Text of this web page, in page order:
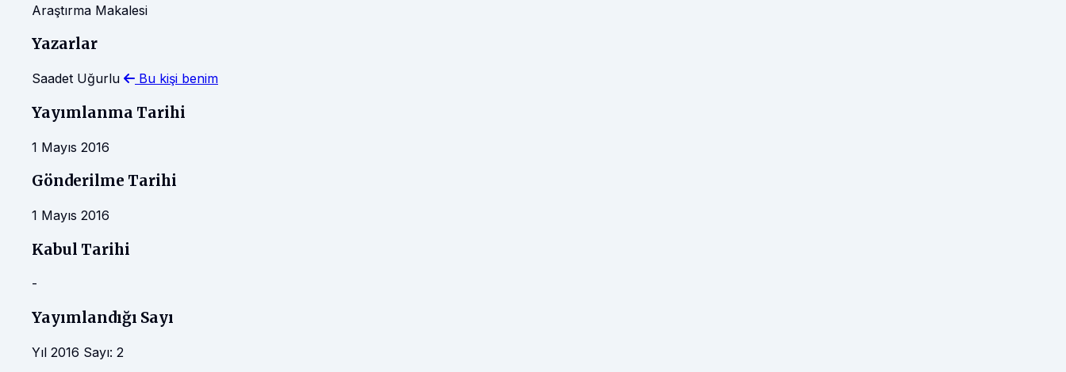
Araştırma Makalesi
Yazarlar
Saadet Uğurlu Bu kişi benim
Yayımlanma Tarihi
1 Mayıs 2016
Gönderilme Tarihi
1 Mayıs 2016
Kabul Tarihi
-
Yayımlandığı Sayı
Yıl 2016 Sayı: 2